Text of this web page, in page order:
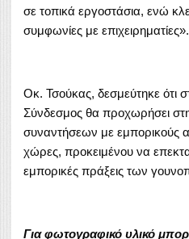
σε τοπικά εργοστάσια, ενώ
συμφωνίες με επιχειρηματίες».
Οκ. Τσούκας, δεσμεύτηκε ότι
Σύνδεσμος θα προχωρήσει
συναντήσεων με εμπορικούς
χώρες, προκειμένου να
εμπορικές πράξεις των
Για φωτογραφικό υλικό